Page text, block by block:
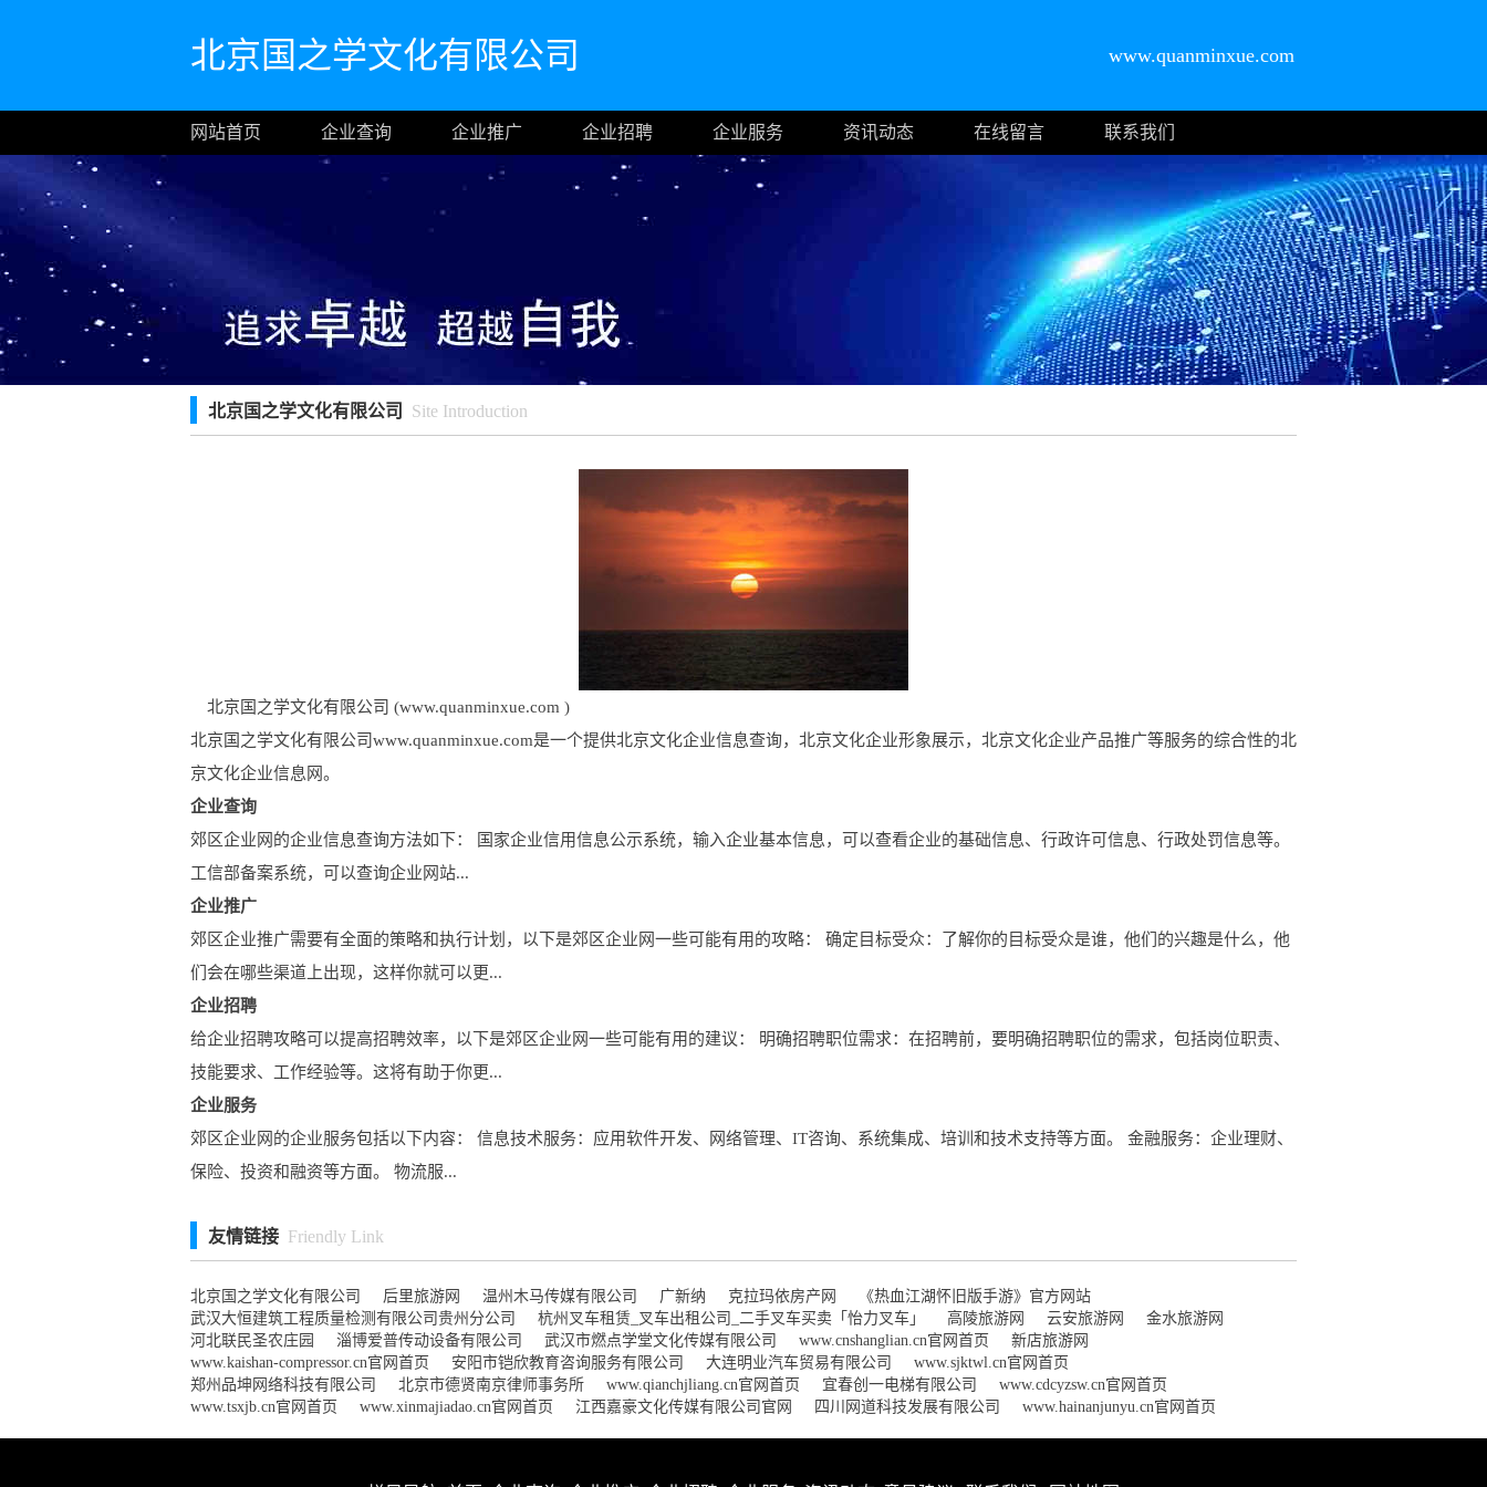
北京国之学文化有限公司 www.quanminxue.com
网站首页 企业查询 企业推广 企业招聘 企业服务 资讯动态 在线留言 联系我们
北京国之学文化有限公司 Site Introduction
北京国之学文化有限公司 (www.quanminxue.com )
北京国之学文化有限公司www.quanminxue.com是一个提供北京文化企业信息查询，北京文化企业形象展示，北京文化企业产品推广等服务的综合性的北
京文化企业信息网。
企业查询
郊区企业网的企业信息查询方法如下： 国家企业信用信息公示系统，输入企业基本信息，可以查看企业的基础信息、行政许可信息、行政处罚信息等。
工信部备案系统，可以查询企业网站...
企业推广
郊区企业推广需要有全面的策略和执行计划，以下是郊区企业网一些可能有用的攻略： 确定目标受众：了解你的目标受众是谁，他们的兴趣是什么，他
们会在哪些渠道上出现，这样你就可以更...
企业招聘
给企业招聘攻略可以提高招聘效率，以下是郊区企业网一些可能有用的建议： 明确招聘职位需求：在招聘前，要明确招聘职位的需求，包括岗位职责、
技能要求、工作经验等。这将有助于你更...
企业服务
郊区企业网的企业服务包括以下内容： 信息技术服务：应用软件开发、网络管理、IT咨询、系统集成、培训和技术支持等方面。 金融服务：企业理财、
保险、投资和融资等方面。 物流服...
友情链接 Friendly Link
北京国之学文化有限公司 后里旅游网 温州木马传媒有限公司 广新纳 克拉玛依房产网
《热血江湖怀旧版手游》官方网站
武汉大恒建筑工程质量检测有限公司贵州分公司
杭州叉车租赁_叉车出租公司_二手叉车买卖「怡力叉车」 高陵旅游网 云安旅游网
金水旅游网
河北联民圣农庄园
淄博爱普传动设备有限公司 武汉市燃点学堂文化传媒有限公司 www.cnshanglian.cn官网首页
新店旅游网
www.kaishan-compressor.cn官网首页
安阳市铠欣教育咨询服务有限公司 大连明业汽车贸易有限公司
www.sjktwl.cn官网首页
郑州品坤网络科技有限公司
北京市德贤南京律师事务所 www.qianchjliang.cn官网首页 宜春创一电梯有限公司
www.cdcyzsw.cn官网首页
www.tsxjb.cn官网首页
www.xinmajiadao.cn官网首页 江西嘉豪文化传媒有限公司官网 四川网道科技发展有限公司 www.hainanjunyu.cn官网首页